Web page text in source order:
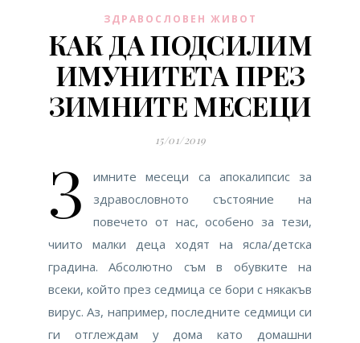
ЗДРАВОСЛОВЕН ЖИВОТ
КАК ДА ПОДСИЛИМ
ИМУНИТЕТА ПРЕЗ
ЗИМНИТЕ МЕСЕЦИ
15/01/2019
З
имните месеци са апокалипсис за
здравословното състояние на
повечето от нас, особено за тези,
чиито малки деца ходят на ясла/детска
градина. Абсолютно съм в обувките на
всеки, който през седмица се бори с някакъв
вирус. Аз, например, последните седмици си
ги отглеждам у дома като домашни